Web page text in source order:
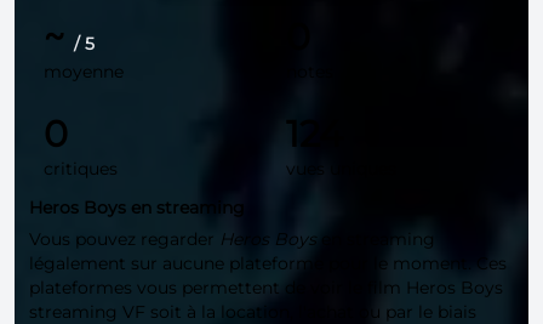
~ / 5
moyenne
0
critiques
124
vues uniques
Heros Boys en streaming
Vous pouvez regarder Heros Boys en streaming
légalement sur aucune plateforme pour le moment. Ces
plateformes vous permettent de voir le film Heros Boys
streaming VF soit à la location, l'achat ou par le biais